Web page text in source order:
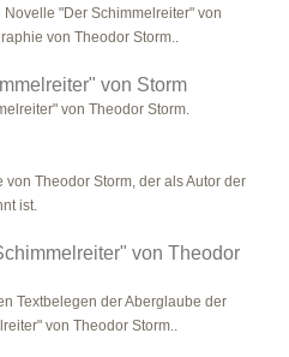
"Der Schimmelreiter" von
von Theodor Storm..
von Storm
von Theodor Storm.
Theodor Storm, der als Autor der
ist.
von Theodor
Textbelegen der Aberglaube der
von Theodor Storm..